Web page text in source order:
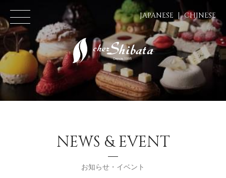
JAPANESE CHINESE
NEWS & EVENT
お知らせ・イベント